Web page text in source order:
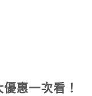
惠一次看！